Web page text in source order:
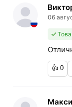
06
👍 0